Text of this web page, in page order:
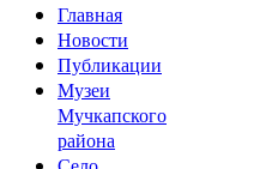
Главная
Новости
Публикации
Музеи
Мучкапского
района